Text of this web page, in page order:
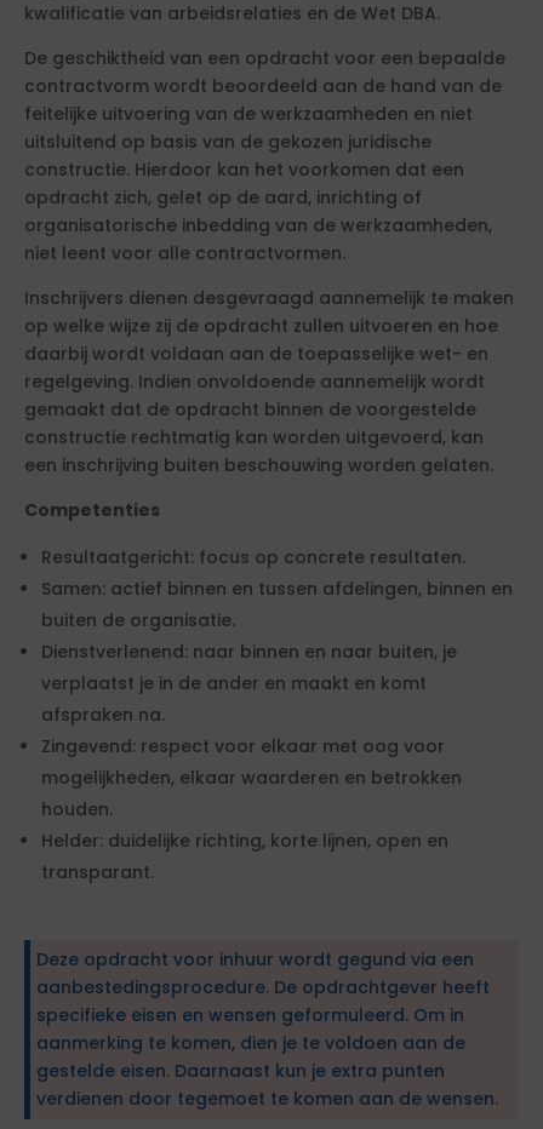
kwalificatie van arbeidsrelaties en de Wet DBA.
De geschiktheid van een opdracht voor een bepaalde
contractvorm wordt beoordeeld aan de hand van de
feitelijke uitvoering van de werkzaamheden en niet
uitsluitend op basis van de gekozen juridische
constructie. Hierdoor kan het voorkomen dat een
opdracht zich, gelet op de aard, inrichting of
organisatorische inbedding van de werkzaamheden,
niet leent voor alle contractvormen.
Inschrijvers dienen desgevraagd aannemelijk te maken
op welke wijze zij de opdracht zullen uitvoeren en hoe
daarbij wordt voldaan aan de toepasselijke wet- en
regelgeving. Indien onvoldoende aannemelijk wordt
gemaakt dat de opdracht binnen de voorgestelde
constructie rechtmatig kan worden uitgevoerd, kan
een inschrijving buiten beschouwing worden gelaten.
Competenties
Resultaatgericht: focus op concrete resultaten.
Samen: actief binnen en tussen afdelingen, binnen en
buiten de organisatie.
Dienstverlenend: naar binnen en naar buiten, je
verplaatst je in de ander en maakt en komt
afspraken na.
Zingevend: respect voor elkaar met oog voor
mogelijkheden, elkaar waarderen en betrokken
houden.
Helder: duidelijke richting, korte lijnen, open en
transparant.
Deze opdracht voor inhuur wordt gegund via een
aanbestedingsprocedure. De opdrachtgever heeft
specifieke eisen en wensen geformuleerd. Om in
aanmerking te komen, dien je te voldoen aan de
gestelde eisen. Daarnaast kun je extra punten
verdienen door tegemoet te komen aan de wensen.